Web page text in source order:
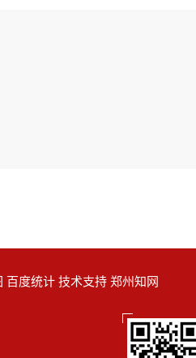
度统计 技术支持 郑州知网